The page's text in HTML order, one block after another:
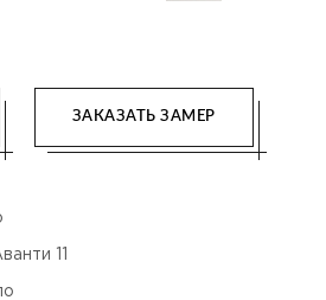
ЗАКАЗАТЬ ЗАМЕР
11